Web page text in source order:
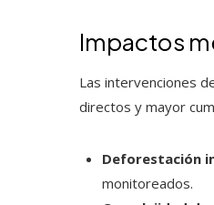
Impactos
Las intervenciones
directos y mayor
Deforestación
monitoreados.